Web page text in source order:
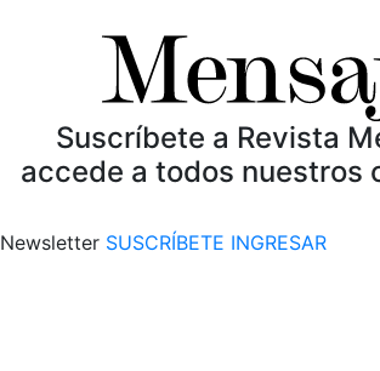
Suscríbete a Revista
accede a todos nuestros
Newsletter SUSCRÍBETE INGRESAR